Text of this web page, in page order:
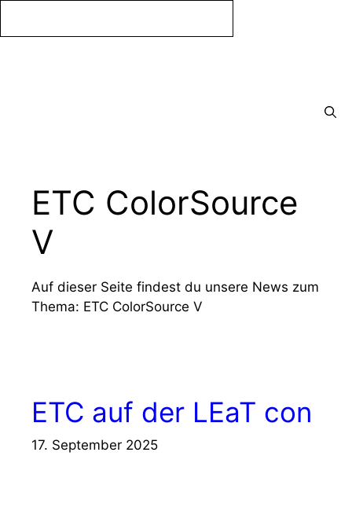
ETC ColorSource
V
Auf dieser Seite findest du unsere News zum
Thema: ETC ColorSource V
ETC auf der LEaT con
17. September 2025